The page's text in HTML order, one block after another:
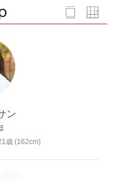
ン
歳 (162cm)